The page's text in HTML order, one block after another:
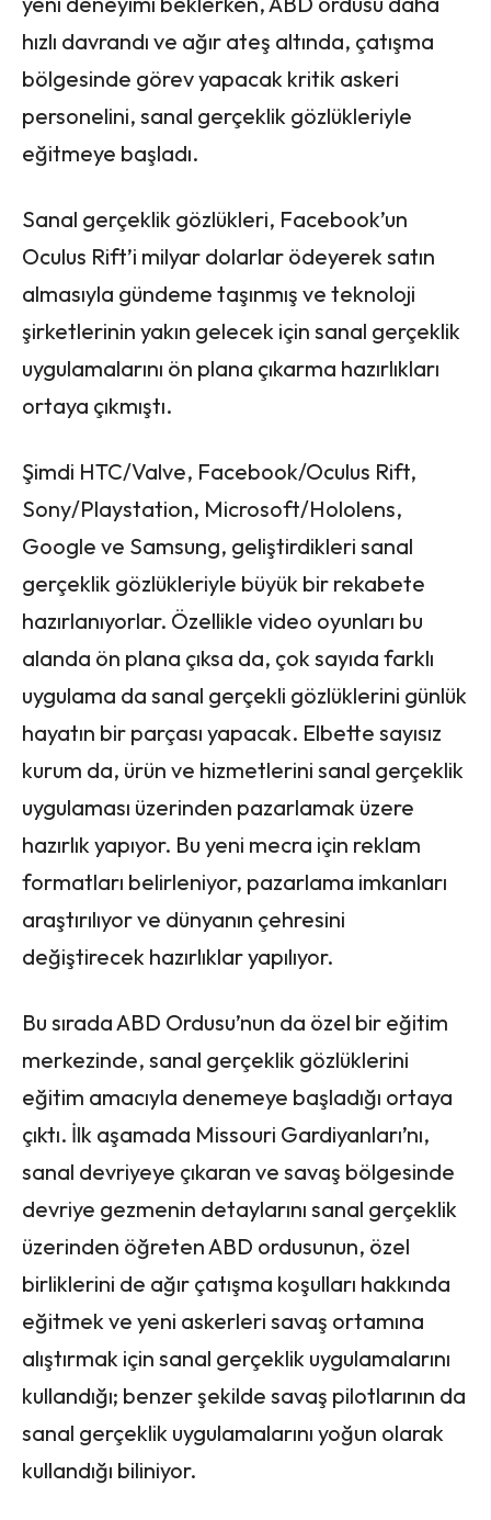
hızlı davrandı ve ağır ateş altında, çatışma
bölgesinde görev yapacak kritik askeri
personelini, sanal gerçeklik gözlükleriyle
eğitmeye başladı.
Sanal gerçeklik gözlükleri, Facebook’un
Oculus Rift’i milyar dolarlar ödeyerek satın
almasıyla gündeme taşınmış ve teknoloji
şirketlerinin yakın gelecek için sanal gerçeklik
uygulamalarını ön plana çıkarma hazırlıkları
ortaya çıkmıştı.
Şimdi HTC/Valve, Facebook/Oculus Rift,
Sony/Playstation, Microsoft/Hololens,
Google ve Samsung, geliştirdikleri sanal
gerçeklik gözlükleriyle büyük bir rekabete
hazırlanıyorlar. Özellikle video oyunları bu
alanda ön plana çıksa da, çok sayıda farklı
uygulama da sanal gerçekli gözlüklerini günlük
hayatın bir parçası yapacak. Elbette sayısız
kurum da, ürün ve hizmetlerini sanal gerçeklik
uygulaması üzerinden pazarlamak üzere
hazırlık yapıyor. Bu yeni mecra için reklam
formatları belirleniyor, pazarlama imkanları
araştırılıyor ve dünyanın çehresini
değiştirecek hazırlıklar yapılıyor.
Bu sırada ABD Ordusu’nun da özel bir eğitim
merkezinde, sanal gerçeklik gözlüklerini
eğitim amacıyla denemeye başladığı ortaya
çıktı. İlk aşamada Missouri Gardiyanları’nı,
sanal devriyeye çıkaran ve savaş bölgesinde
devriye gezmenin detaylarını sanal gerçeklik
üzerinden öğreten ABD ordusunun, özel
birliklerini de ağır çatışma koşulları hakkında
eğitmek ve yeni askerleri savaş ortamına
alıştırmak için sanal gerçeklik uygulamalarını
kullandığı; benzer şekilde savaş pilotlarının da
sanal gerçeklik uygulamalarını yoğun olarak
kullandığı biliniyor.